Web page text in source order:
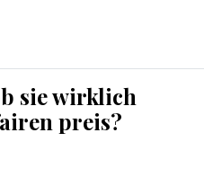
sie wirklich
preis?